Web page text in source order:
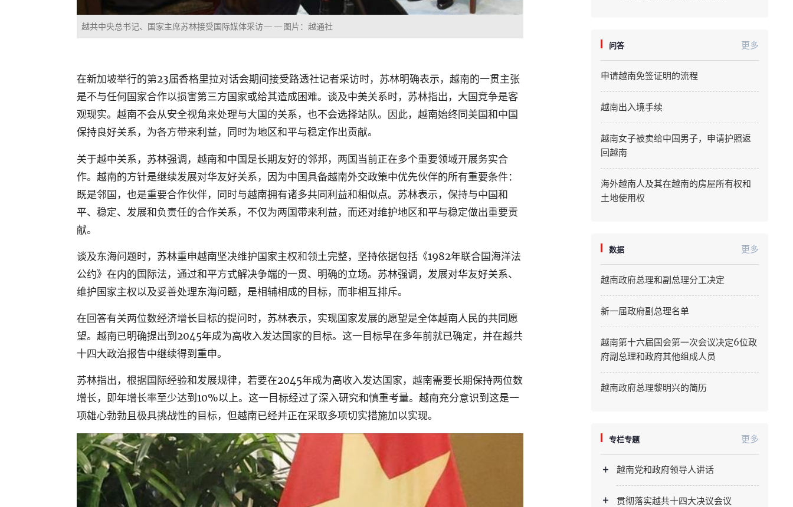
Ninh Binh
Quang Ngai
Quang Ninh
Quang Tri
Thua Thien Hue
Tay Ninh
Vinh Long
越共中央总书记、国家主席苏林接受国际媒体采访——图片：越通社
在新加坡举行的第23届香格里拉对话会期间接受路透社记者采访时，苏林明确表示，越南的一贯主张
是不与任何国家合作以损害第三方国家或给其造成困难。谈及中美关系时，苏林指出，大国竞争是客
观现实。越南不会从安全视角来处理与大国的关系，也不会选择站队。因此，越南始终同美国和中国
保持良好关系，为各方带来利益，同时为地区和平与稳定作出贡献。
关于越中关系，苏林强调，越南和中国是长期友好的邻邦，两国当前正在多个重要领域开展务实合
作。越南的方针是继续发展对华友好关系，因为中国具备越南外交政策中优先伙伴的所有重要条件：
既是邻国，也是重要合作伙伴，同时与越南拥有诸多共同利益和相似点。苏林表示，保持与中国和
平、稳定、发展和负责任的合作关系，不仅为两国带来利益，而还对维护地区和平与稳定做出重要贡
献。
谈及东海问题时，苏林重申越南坚决维护国家主权和领土完整，坚持依据包括《1982年联合国海洋法
公约》在内的国际法，通过和平方式解决争端的一贯、明确的立场。苏林强调，发展对华友好关系、
维护国家主权以及妥善处理东海问题，是相辅相成的目标，而非相互排斥。
在回答有关两位数经济增长目标的提问时，苏林表示，实现国家发展的愿望是全体越南人民的共同愿
望。越南已明确提出到 2045年成为高收入发达国家的目标。这一目标早在多年前就已确定，并在越共
十四大政治报告中继续得到重申。
苏林指出，根据国际经验和发展规律，若要在2045年成为高收入发达国家，越南需要长期保持两位数
增长，即年增长率至少达到 10%以上。这一目标经过了深入研究和慎重考量。越南充分意识到这是一
项雄心勃勃且极具挑战性的目标，但越南已经并正在采取多项切实措施加以实现。
问答 更多
申请越南免签证明的流程
越南出入境手续
越南女子被卖给中国男子，申请护照返
回越南
海外越南人及其在越南的房屋所有权和
土地使用权
数据 更多
越南政府总理和副总理分工决定
新一届政府副总理名单
越南第十六届国会第一次会议决定6位政
府副总理和政府其他组成人员
越南政府总理黎明兴的简历
专栏专题 更多
越南党和政府领导人讲话
贯彻落实越共十四大决议会议